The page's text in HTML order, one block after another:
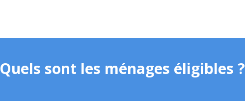
Quels sont les ménages éligibles ?